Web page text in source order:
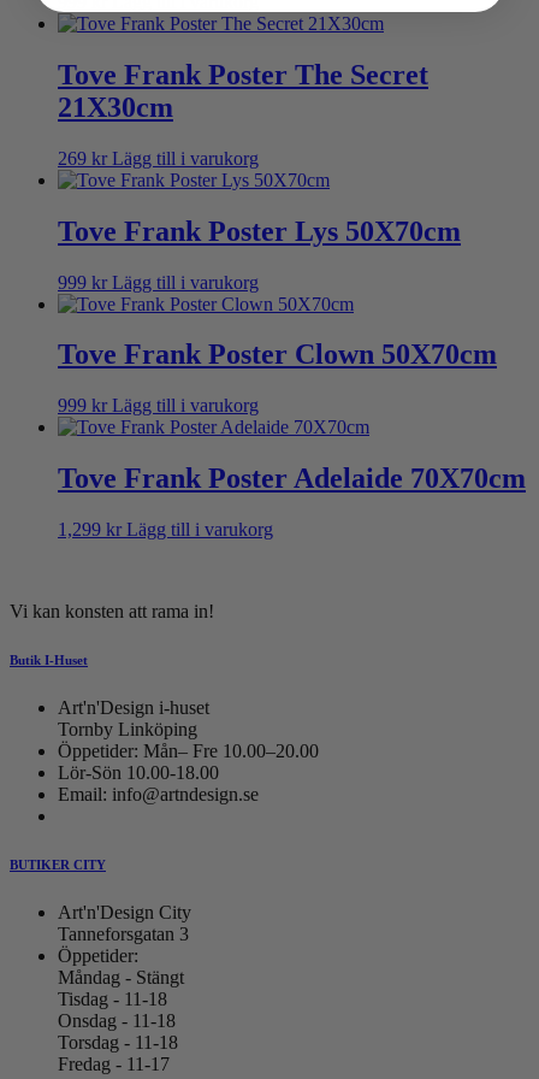
Tove Frank Poster The Secret
21X30cm
269 kr Lägg till i varukorg
Tove Frank Poster Lys 50X70cm
999 kr Lägg till i varukorg
Tove Frank Poster Clown 50X70cm
999 kr Lägg till i varukorg
Tove Frank Poster Adelaide 70X70cm
1,299 kr Lägg till i varukorg
Vi kan konsten att rama in!
Butik I-Huset
Art'n'Design i-huset
Tornby Linköping
Öppetider: Mån– Fre 10.00–20.00
Lör-Sön 10.00-18.00
Email: info@artndesign.se
BUTIKER CITY
Art'n'Design City
Tanneforsgatan 3
Öppetider:
Måndag - Stängt
Tisdag - 11-18
Onsdag - 11-18
Torsdag - 11-18
Fredag - 11-17